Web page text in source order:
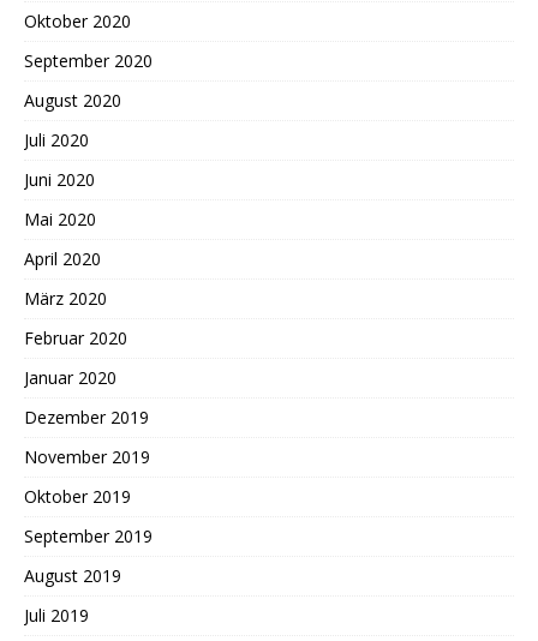
Oktober 2020
September 2020
August 2020
Juli 2020
Juni 2020
Mai 2020
April 2020
März 2020
Februar 2020
Januar 2020
Dezember 2019
November 2019
Oktober 2019
September 2019
August 2019
Juli 2019